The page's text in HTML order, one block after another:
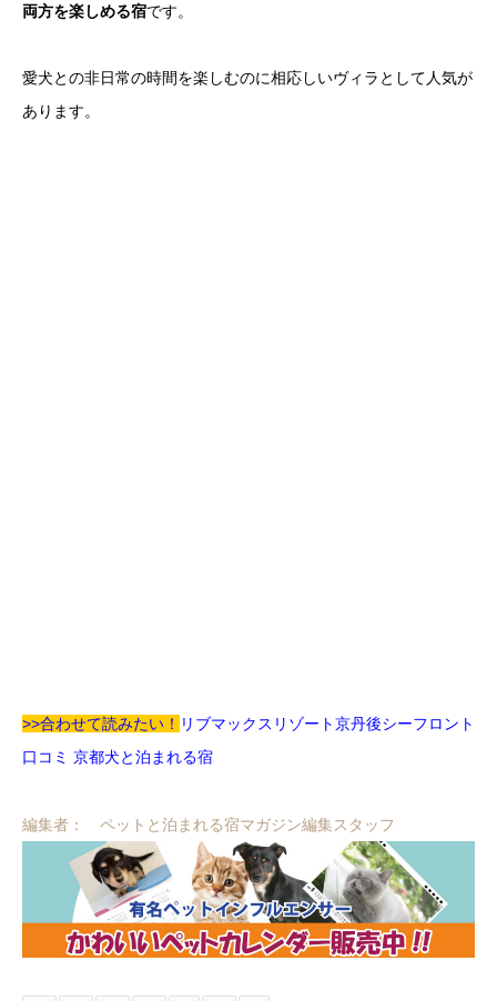
両方を楽しめる宿です。
愛犬との非日常の時間を楽しむのに相応しいヴィラとして人気が
あります。
>>合わせて読みたい！ リブマックスリゾート京丹後シーフロント
口コミ 京都犬と泊まれる宿
編集者： ペットと泊まれる宿マガジン編集スタッフ